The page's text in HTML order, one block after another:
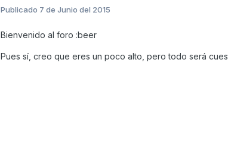
Publicado 7 de Junio del 2015
Bienvenido al foro :beer
Pues sí, creo que eres un poco alto, pero todo será